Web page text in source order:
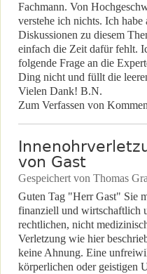
Fachmann. Von
verstehe ich nichts. Ich
Diskussionen zu diesem
einfach die Zeit dafür fehlt.
folgende Frage an die
Ding nicht und füllt die
Vielen Dank! B.N.
Zum Verfassen von
von Gast
Gespeichert von Thomas
Guten Tag "Herr Gast" Sie
finanziell und wirtschaftlich
rechtlichen, nicht
Verletzung wie hier
keine Ahnung. Eine
körperlichen oder geistigen